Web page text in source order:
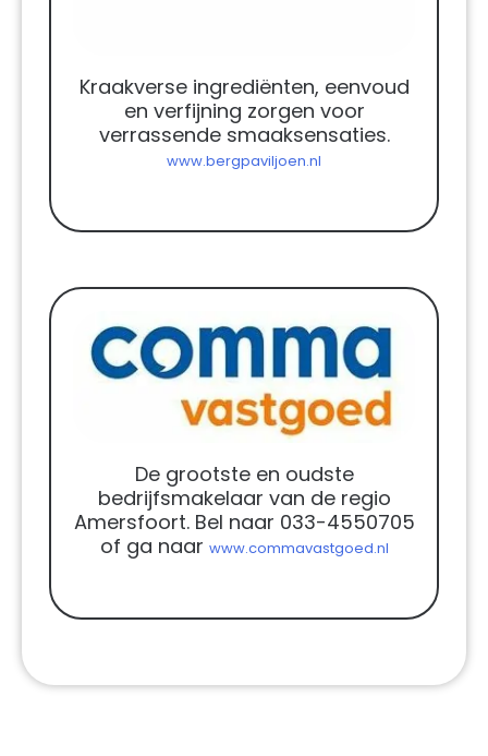
Kraakverse ingrediënten, eenvoud
en verfijning zorgen voor
verrassende smaaksensaties.
www.bergpaviljoen.nl
De grootste en oudste
bedrijfsmakelaar van de regio
Amersfoort. Bel naar 033-4550705
of ga naar www.commavastgoed.nl